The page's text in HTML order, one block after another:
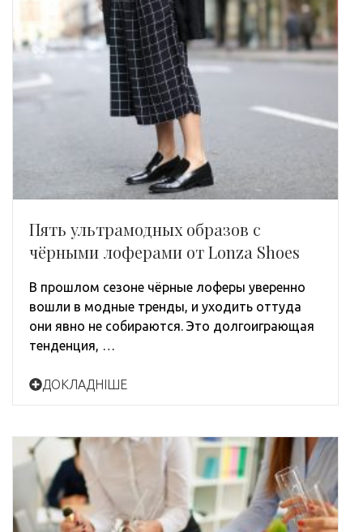
Пять ультрамодных образов с
чёрными лоферами от Lonza Shoes
В прошлом сезоне чёрные лоферы уверенно
вошли в модные тренды, и уходить оттуда
они явно не собираются. Это долгоиграющая
тенденция, …
ДОКЛАДНІШЕ